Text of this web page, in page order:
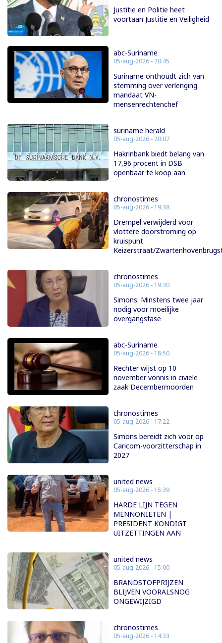
Justitie en Politie heet
voortaan Justitie en Veiligheid
abc-Suriname
05-aug-2026 - 20:45
Suriname onthoudt zich van
stemming over verlenging
mandaat VN-
mensenrechtenchef
suriname herald
05-aug-2026 - 20:07
Hakrinbank biedt belang van
17,96 procent in DSB
openbaar te koop aan
chronostimes
05-aug-2026 - 19:38
Drempel verwijderd voor
vlottere doorstroming op
kruispunt
Keizerstraat/
chronostimes
05-aug-2026 - 19:30
Simons: Minstens twee jaar
nodig voor moeilijke
overgangsfase
abc-Suriname
05-aug-2026 - 18:50
Rechter wijst op 10
november vonnis in civiele
zaak Decembermoorden
chronostimes
05-aug-2026 - 17:22
Simons bereidt zich voor op
Caricom-voorzitterschap in
2027
united news
05-aug-2026 - 15:39
HARDE LIJN TEGEN
MENNONIETEN |
PRESIDENT KONDIGT
UITZETTINGEN AAN
united news
05-aug-2026 - 15:00
BRANDSTOFPRIJZEN
BLIJVEN VOORALSNOG
ONGEWIJZIGD
chronostimes
05-aug-2026 - 14:33